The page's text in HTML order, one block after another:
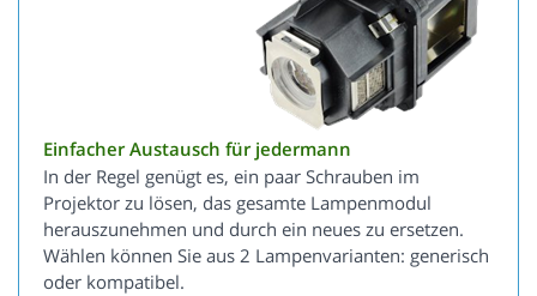
Einfacher Austausch für jedermann
In der Regel genügt es, ein paar Schrauben im
Projektor zu lösen, das gesamte Lampenmodul
herauszunehmen und durch ein neues zu ersetzen.
Wählen können Sie aus 2 Lampenvarianten: generisch
oder kompatibel.